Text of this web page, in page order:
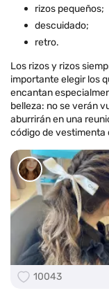
rizos pequeños;
descuidado;
retro.
Los rizos y rizos
importante elegir los
encantan
belleza: no se verán
aburrirán en una
código de vestimenta
10043